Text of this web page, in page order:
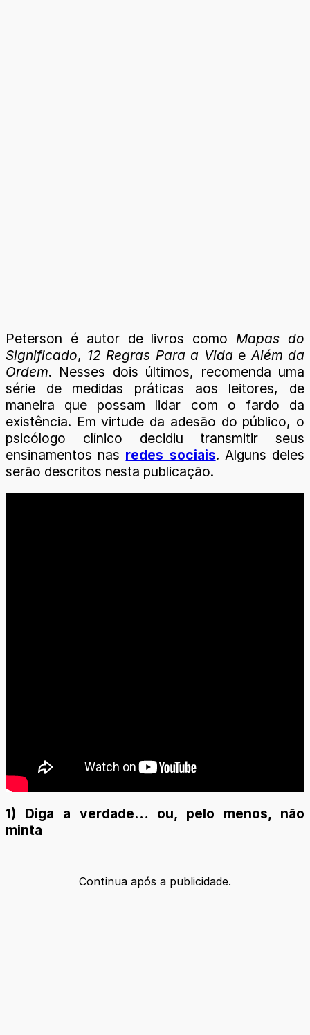
Peterson é autor de livros comoMapas do
Significado, 12 Regras Para a Vida eAlém da
Ordem. Nesses dois últimos, recomenda uma
série de medidas práticas aos leitores, de
maneira que possam lidar com o fardo da
existência. Em virtude da adesão do público, o
psicólogo clínico decidiu transmitir seus
ensinamentos nas redes sociais. Alguns deles
serão descritos nesta publicação.
1) Diga a verdade… ou, pelo menos, não
minta
Continua após a publicidade.